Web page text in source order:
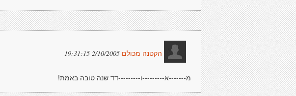
הקטנה מכולם 2/10/2005 19:31:15
מ-------א---------ו---------דד שנה טובה באמת!